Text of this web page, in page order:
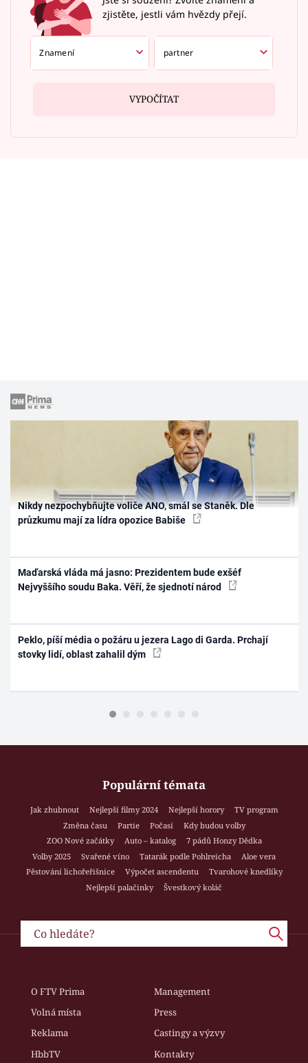
zjistěte, jestli vám hvězdy přejí.
VYPOČÍTAT
Nikdy nezpochybňujte voliče ANO, smál se Staněk. Dle
průzkumu mají za lídra opozice Babiše
Maďarská vláda má jasno: Prezidentem bude exšéf
Nejvyššího soudu Baka. Věří, že sjednotí národ
Peklo, píší média o požáru u jezera Lago di Garda. Prchají
stovky lidí, oblast zahalil dým
Populární témata
Jak zhubnout Nejlepší filmy 2024 Nejlepší horory
TV program
Změna času
Partie Počasí
Kdy budou volby
ZOO Nové začátky
Auto – katalog
7 pádů Honzy Dědka
Volby 2025
Svařené víno Tatarák podle Pohlreicha
Aloe vera
Pěstování lichořeřišnice
Výpočet ascendentu
Tvarohové knedlíky
Nejlepší palačinky
Švestkový koláč
O FTV Prima
Management
Volná místa
Press
Reklama
Castingy a výzvy
HbbTV
Kontakty